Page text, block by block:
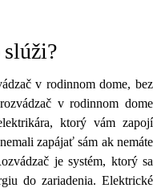
slúži?
v rodinnom dome, bez
v rodinnom dome
ktorý vám zapojí
zapájať sám ak nemáte
je systém, ktorý sa
do zariadenia. Elektrické